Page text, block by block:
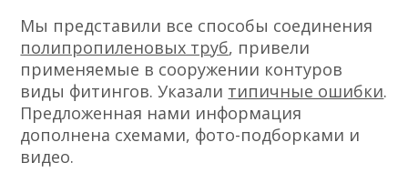
Мы представили все способы соединения
полипропиленовых труб, привели
применяемые в сооружении контуров
виды фитингов. Указали типичные ошибки.
Предложенная нами информация
дополнена схемами, фото-подборками и
видео.